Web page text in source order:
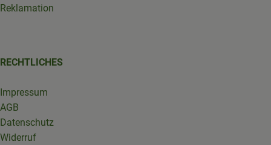
Reklamation
RECHTLICHES
Impressum
AGB
Datenschutz
Widerruf